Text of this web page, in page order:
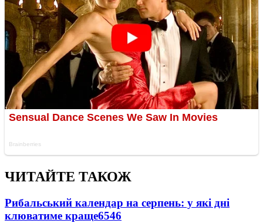
ЧИТАЙТЕ ТАКОЖ
Рибальський календар на серпень: у які дні
клюватиме краще6546